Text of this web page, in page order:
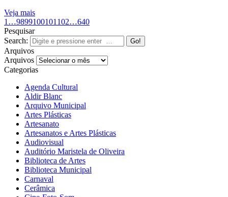
Veja mais
1 …9899100101 102…640
Pesquisar
Search:
Arquivos
Arquivos
Categorias
Agenda Cultural
Aldir Blanc
Arquivo Municipal
Artes Plásticas
Artesanato
Artesanatos e Artes Plásticas
Audiovisual
Auditório Maristela de Oliveira
Biblioteca de Artes
Biblioteca Municipal
Carnaval
Cerâmica